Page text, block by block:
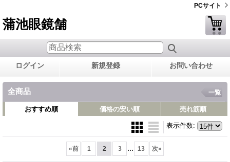
PCサイト
蒲池眼鏡舗
ログイン 新規登録 お問い合わせ
全商品 一覧
おすすめ順 価格の安い順 売れ筋順
表示件数:
«前 1 2 3 ... 13 次»